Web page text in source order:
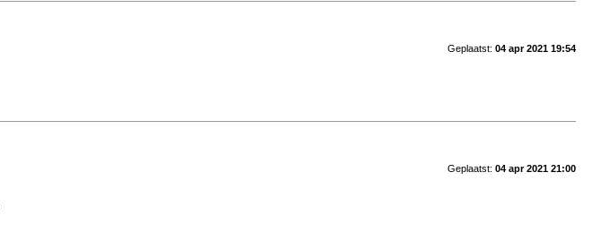
Geplaatst: 04 apr 2021 19:54
Geplaatst: 04 apr 2021 21:00